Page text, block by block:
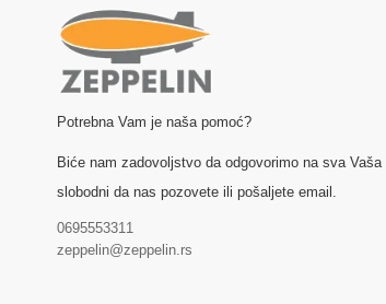
Potrebna Vam je naša pomoć?
Biće nam zadovoljstvo da odgovorimo na sva
slobodni da nas pozovete ili pošaljete email.
0695553311
zeppelin@zeppelin.rs